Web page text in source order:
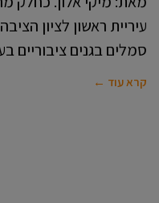
עיריית ראשון לציון
סמלים בגנים ציבוריים
קרא עוד ←